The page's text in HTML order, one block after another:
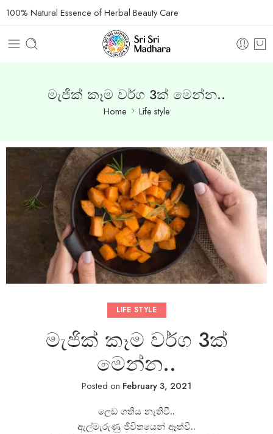
100% Natural Essence of Herbal Beauty Care
මැජික් කෑම වර්ග 3ක් මෙන්න..
Home Life style
LIFE STYLE
මැජික් කෑම වර්ග 3ක්
මෙන්න..
Posted on February 3, 2021
ලෙඩ ගතිය නැතිවී..
ඇල්මැරුණු ජීවිතයෙන් ඈත්වී..